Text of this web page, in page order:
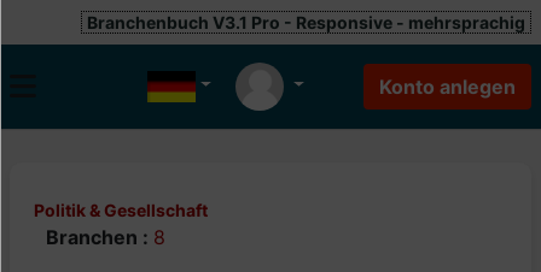
Branchenbuch V3.1 Pro - Responsive - mehrsprachig
Politik & Gesellschaft
Branchen : 8